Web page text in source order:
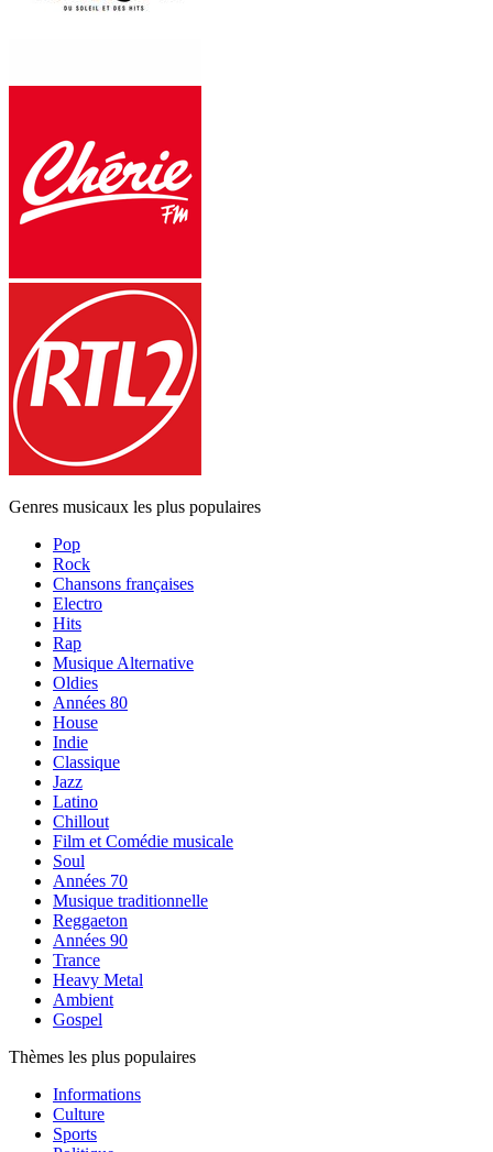
Genres musicaux les plus populaires
Pop
Rock
Chansons françaises
Electro
Hits
Rap
Musique Alternative
Oldies
Années 80
House
Indie
Classique
Jazz
Latino
Chillout
Film et Comédie musicale
Soul
Années 70
Musique traditionnelle
Reggaeton
Années 90
Trance
Heavy Metal
Ambient
Gospel
Thèmes les plus populaires
Informations
Culture
Sports